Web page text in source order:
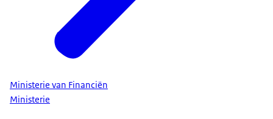
Ministerie van Financiën
Ministerie